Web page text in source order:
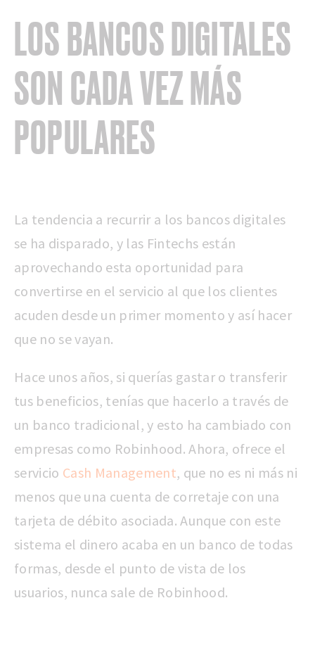
LOS BANCOS DIGITALES
SON CADA VEZ MÁS
POPULARES
La tendencia a recurrir a los bancos digitales
se ha disparado, y las Fintechs están
aprovechando esta oportunidad para
convertirse en el servicio al que los clientes
acuden desde un primer momento y así hacer
que no se vayan.
Hace unos años, si querías gastar o transferir
tus beneficios, tenías que hacerlo a través de
un banco tradicional, y esto ha cambiado con
empresas como Robinhood. Ahora, ofrece el
servicio Cash Management, que no es ni más ni
menos que una cuenta de corretaje con una
tarjeta de débito asociada. Aunque con este
sistema el dinero acaba en un banco de todas
formas, desde el punto de vista de los
usuarios, nunca sale de Robinhood.